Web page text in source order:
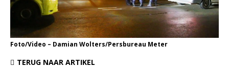
Foto/Video – Damian Wolters/Persbureau Meter
TERUG NAAR ARTIKEL